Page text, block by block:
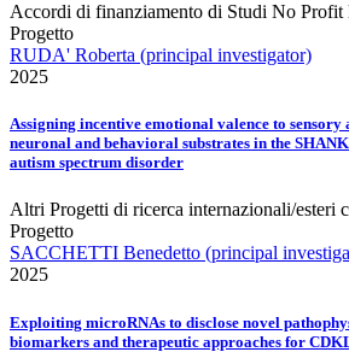
Accordi di finanziamento di Studi No Profit
Progetto
RUDA' Roberta (principal investigator)
2025
Assigning incentive emotional valence to sensory
neuronal and behavioral substrates in the
autism spectrum disorder
Altri Progetti di ricerca internazionali/esteri
Progetto
SACCHETTI Benedetto (principal
2025
Exploiting microRNAs to disclose novel
biomarkers and therapeutic approaches for